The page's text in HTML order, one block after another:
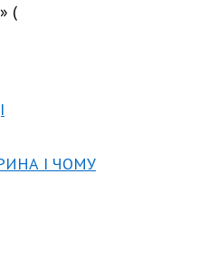
(
І ЧОМУ